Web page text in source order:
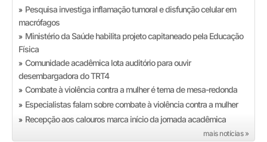
» Pesquisa investiga inflamação tumoral e disfunção celular em
macrófagos
» Ministério da Saúde habilita projeto capitaneado pela Educação
Física
» Comunidade acadêmica lota auditório para ouvir
desembargadora do TRT4
» Combate à violência contra a mulher é tema de mesa-redonda
» Especialistas falam sobre combate à violência contra a mulher
» Recepção aos calouros marca início da jornada acadêmica
mais notícias »